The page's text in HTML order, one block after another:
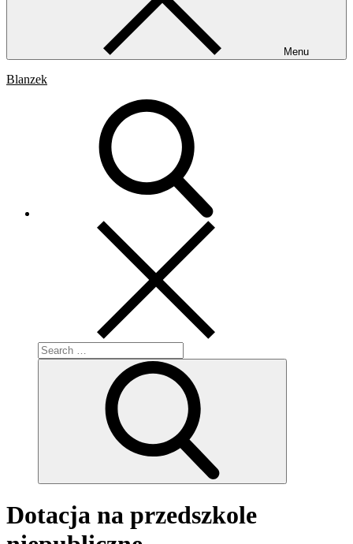
Menu
Blanzek
Search
for:
Dotacja na przedszkole